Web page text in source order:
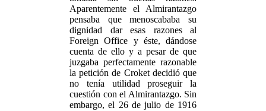
Aparentemente el Almirantazgo
pensaba que menoscababa su
dignidad dar esas razones al
Foreign Office y éste, dándose
cuenta de ello y a pesar de que
juzgaba perfectamente razonable
la petición de Croket decidió que
no tenía utilidad proseguir la
cuestión con el Almirantazgo. Sin
embargo, el 26 de julio de 1916